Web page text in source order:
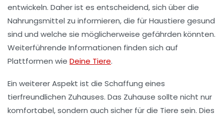
entwickeln. Daher ist es entscheidend, sich über die
Nahrungsmittel zu informieren, die für Haustiere gesund
sind und welche sie möglicherweise gefährden könnten.
Weiterführende Informationen finden sich auf
Plattformen wie Deine Tiere.
Ein weiterer Aspekt ist die Schaffung eines
tierfreundlichen Zuhauses. Das Zuhause sollte nicht nur
komfortabel, sondern auch sicher für die Tiere sein. Dies